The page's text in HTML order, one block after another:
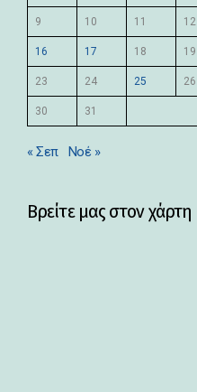
9 10 11 12
16 17 18 19
23 24 25 26
30 31
« Σεπ Νοέ »
Βρείτε μας στον χάρτη